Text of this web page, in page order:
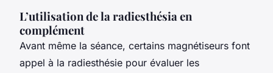
L’utilisation de la radiesthésia en
complément
Avant même la séance, certains magnétiseurs font
appel à la radiesthésie pour évaluer les